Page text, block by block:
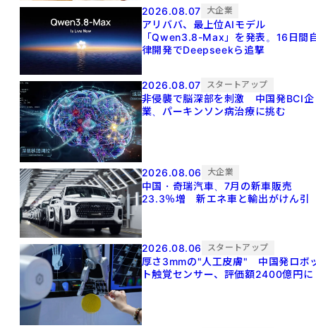
2026.08.07 大企業
アリババ、最上位AIモデル
「Qwen3.8-Max」を発表。16日間
律開発でDeepseekら追撃
2026.08.07 スタートアップ
非侵襲で脳深部を刺激 中国発BCI企
業、パーキンソン病治療に挑む
2026.08.06 大企業
中国・奇瑞汽車、7月の新車販売
23.3％増 新エネ車と輸出がけん引
2026.08.06 スタートアップ
厚さ3mmの"人工皮膚" 中国発ロボ
ト触覚センサー、評価額2400億円に